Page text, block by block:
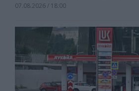
07.08.2026 / 18:00